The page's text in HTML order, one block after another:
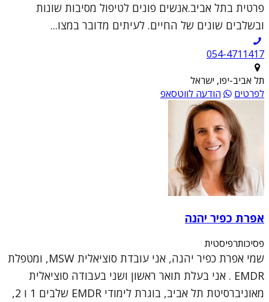
פרטית בתל אביב.אנשים פונים לטיפול מסיבות שונות
ובשלבים שונים של החיים. לעיתים מדובר במצו...
054-4711417
תל אביב-יפו, ישראל
לפרטים
הודעה לווטסאפ
אפרת כפיר יהנה
פסיכותרפיסטית
שמי אפרת כפיר יהנה, אני עובדת סוציאלית MSW, ומטפלת
EMDR . אני בעלת תואר ראשון ושני בעבודה סוציאלית
מאוניברסיטת תל אביב, בוגרת לימודי EMDR שלבים 1 ו 2,